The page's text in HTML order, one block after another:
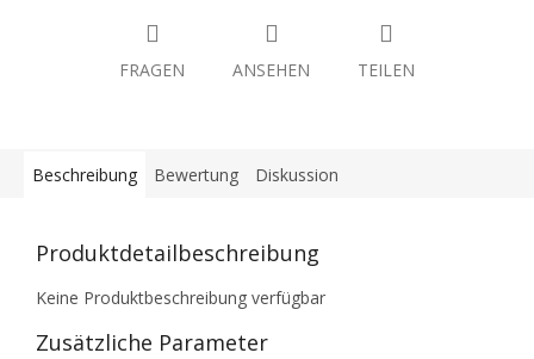
FRAGEN ANSEHEN TEILEN
Beschreibung Bewertung Diskussion
Produktdetailbeschreibung
Keine Produktbeschreibung verfügbar
Zusätzliche Parameter